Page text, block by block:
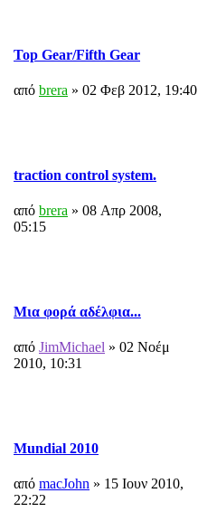
Top Gear/Fifth Gear
από brera » 02 Φεβ 2012, 19:40
traction control system.
από brera » 08 Απρ 2008,
05:15
Μια φορά αδέλφια...
από JimMichael » 02 Νοέμ
2010, 10:31
Mundial 2010
από macJohn » 15 Ιουν 2010,
22:22